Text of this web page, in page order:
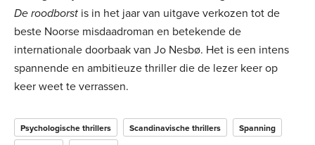
De roodborst is in het jaar van uitgave verkozen tot de
beste Noorse misdaadroman en betekende de
internationale doorbaak van Jo Nesbø. Het is een intens
spannende en ambitieuze thriller die de lezer keer op
keer weet te verrassen.
Psychologische thrillers Scandinavische thrillers
Spanning